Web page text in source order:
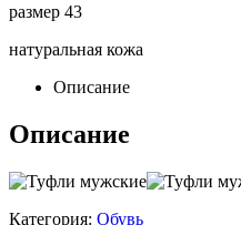
5,500 ₽.
размер 43
натуральная кожа
Описание
Описание
Категория: Обувь